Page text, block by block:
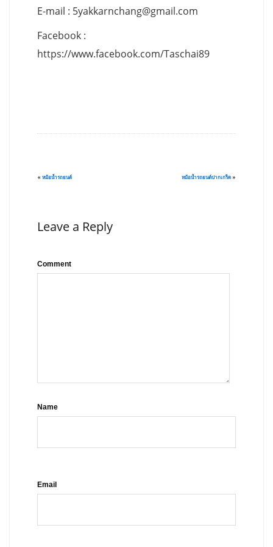
E-mail : 5yakkarnchang@gmail.com
Facebook :
https://www.facebook.com/Taschai89
« หม้อน้ำรถยนต์ หม้อน้ำรถยนต์ปากเกร็ด »
Leave a Reply
Comment
Name
Email